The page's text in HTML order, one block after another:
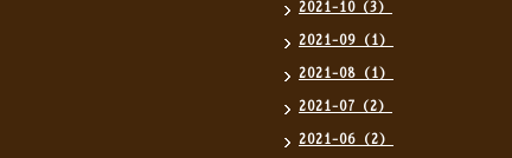
2021-10（3）
2021-09（1）
2021-08（1）
2021-07（2）
2021-06（2）